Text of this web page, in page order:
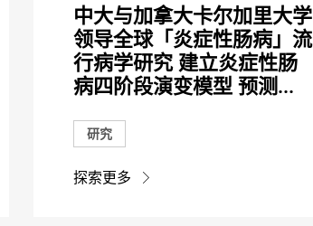
中大与加拿大卡尔加里大学
领导全球「炎症性肠病」流
行病学研究 建立炎症性肠
病四阶段演变模型 预测...
研究
探索更多